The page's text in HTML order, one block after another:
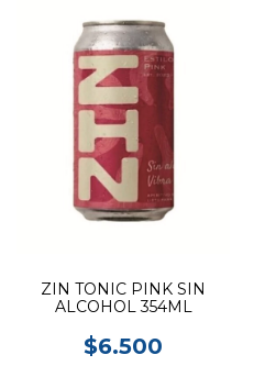
ZIN TONIC PINK SIN
ALCOHOL 354ML
$6.500